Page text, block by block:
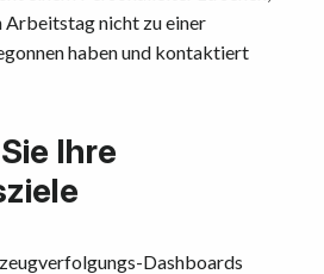
Arbeitstag nicht zu einer
haben und kontaktiert
Ihre
Dashboards